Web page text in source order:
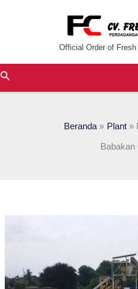
Official Order of
Cari
Beranda Plant
Babakan